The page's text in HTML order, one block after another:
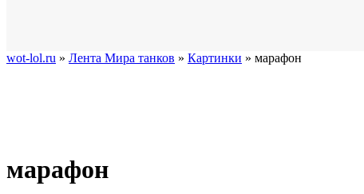
wot-lol.ru » Лента Мира танков » Картинки » марафон
марафон